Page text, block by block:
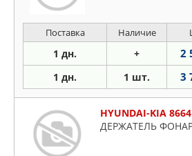
Поставка Наличие
1 дн. + 2
1 дн. 1 шт. 3
HYUNDAI-KIA
ДЕРЖАТЕЛЬ